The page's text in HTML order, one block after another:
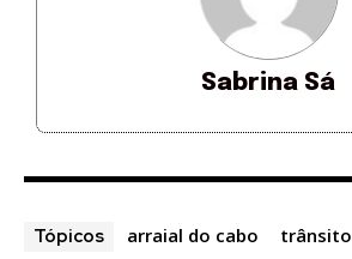
Sabrina Sá
Tópicos arraial do cabo trânsito